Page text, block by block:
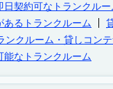
日契約可なトランクル
あるトランクルーム
ンクルーム・貸しコン
能なトランクルーム